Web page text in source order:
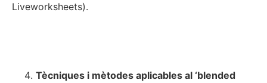
Liveworksheets).
Tècniques i mètodes aplicables al ‘blended